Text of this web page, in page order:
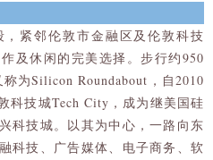
紧邻伦敦市金融区及伦敦科技
及休闲的完美选择。步行约950
为Silicon Roundabout，自2010
科技城Tech City，成为继美国硅
科技城。以其为中心，一路向东
科技、广告媒体、电子商务、软